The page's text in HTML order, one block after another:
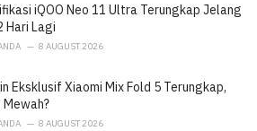
iQOO Neo 11 Ultra Terungkap Jelang
Hari Lagi
8 AUGUST 2026
Eksklusif Xiaomi Mix Fold 5 Terungkap,
Mewah?
8 AUGUST 2026